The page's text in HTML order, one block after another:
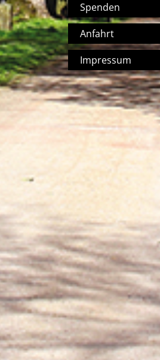
Spenden
Anfahrt
Impressum